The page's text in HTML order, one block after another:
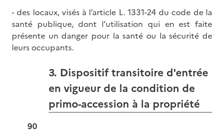
- des locaux, visés à l’article L. 1331-24 du code de la
santé publique, dont l'utilisation qui en est faite
présente un danger pour la santé ou la sécurité de
leurs occupants.
3. Dispositif transitoire d'entrée
en vigueur de la condition de
primo-accession à la propriété
90